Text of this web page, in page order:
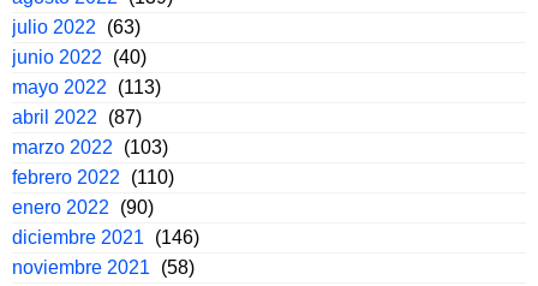
julio 2022
(63)
junio 2022
(40)
mayo 2022
(113)
abril 2022
(87)
marzo 2022
(103)
febrero 2022
(110)
enero 2022
(90)
diciembre 2021
(146)
noviembre 2021
(58)